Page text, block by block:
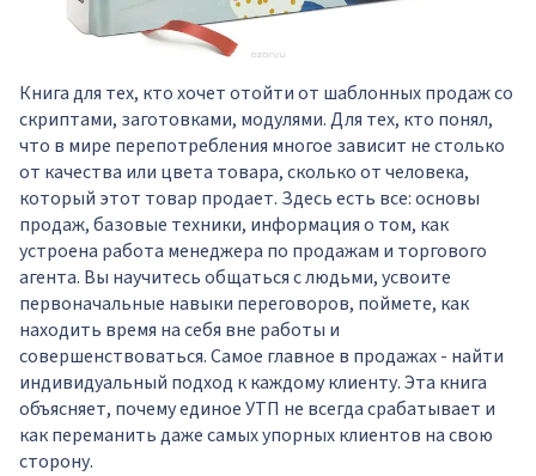
Книга для тех, кто хочет отойти от шаблонных продаж со
скриптами, заготовками, модулями. Для тех, кто понял,
что в мире перепотребления многое зависит не столько
от качества или цвета товара, сколько от человека,
который этот товар продает. Здесь есть все: основы
продаж, базовые техники, информация о том, как
устроена работа менеджера по продажам и торгового
агента. Вы научитесь общаться с людьми, усвоите
первоначальные навыки переговоров, поймете, как
находить время на себя вне работы и
совершенствоваться. Самое главное в продажах - найти
индивидуальный подход к каждому клиенту. Эта книга
объясняет, почему единое УТП не всегда срабатывает и
как переманить даже самых упорных клиентов на свою
сторону.